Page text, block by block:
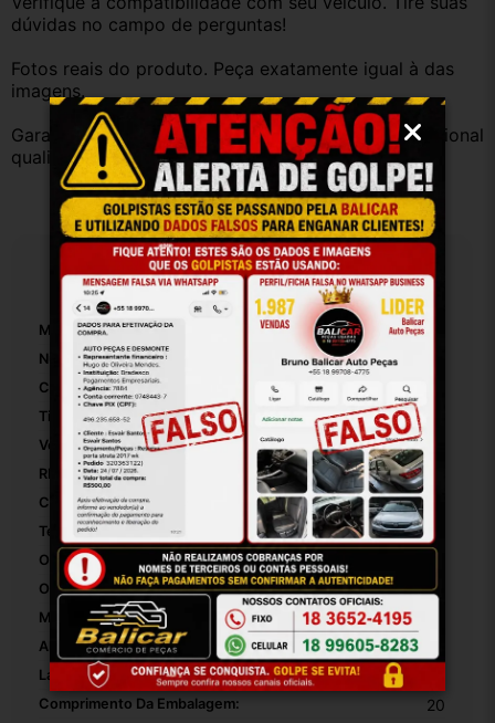
dúvidas no campo de perguntas!
Fotos reais do produto. Peça exatamente igual à das
imagens.
Garantia válida somente com instalação por profissional
qualificado.
Especificações
Marca: Fiat
Número De Peça:
Cor: Preto
Tipo De Veículo: Carro/Caminhonete
Velocidade Máxima Medida: 220
RPM Máximas Medidas: 100
Com Luz: False
Tecnologia: Analógico
Origem:
OEM:
MPN:
Altura Da Embalagem:
Largura Da Embalagem:
Comprimento Da Embalagem: 20